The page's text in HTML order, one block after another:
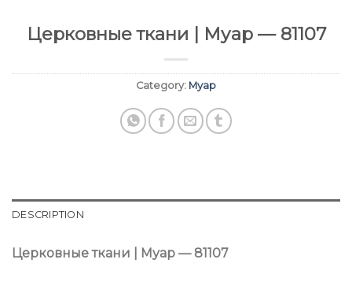
Церковные ткани | Муар — 81107
Category: Муар
DESCRIPTION
Церковные ткани | Муар — 81107